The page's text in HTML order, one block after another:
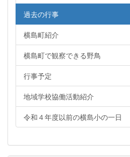
過去の行事
横島町紹介
横島町で観察できる野鳥
行事予定
地域学校協働活動紹介
令和４年度以前の横島小の一日